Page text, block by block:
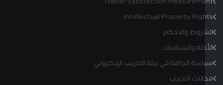
Intellectual Property
والاحكام
والسياسات
النزاهة في بيئة التدريب الإلكتروني
التدريب